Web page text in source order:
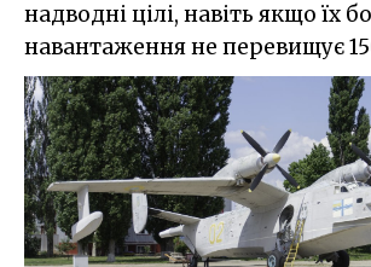
надводні цілі, навіть якщо їх
навантаження не перевищує